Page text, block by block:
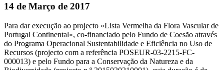
14 de Março de 2017
Para dar execução ao projecto «Lista Vermelha da Flora Vascular de
Portugal Continental», co-financiado pelo Fundo de Coesão através
do Programa Operacional Sustentabilidade e Eficiência no Uso de
Recursos (projecto com a referência POSEUR-03-2215-FC-
000013) e pelo Fundo para a Conservação da Natureza e da